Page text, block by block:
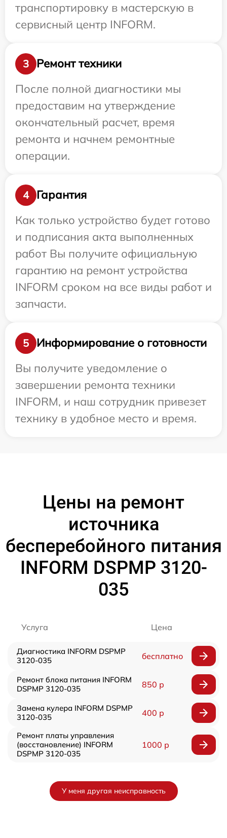
транспортировку в мастерскую в
сервисный центр INFORM.
3
Ремонт техники
После полной диагностики мы
предоставим на утверждение
окончательный расчет, время
ремонта и начнем ремонтные
операции.
4
Гарантия
Как только устройство будет готово
и подписания акта выполненных
работ Вы получите официальную
гарантию на ремонт устройства
INFORM сроком на все виды работ и
запчасти.
5
Информирование о готовности
Вы получите уведомление о
завершении ремонта техники
INFORM, и наш сотрудник привезет
технику в удобное место и время.
Цены на ремонт
источника
бесперебойного питания
INFORM DSPMP 3120-
035
Услуга Цена
Диагностика INFORM DSPMP
3120-035
бесплатно
Ремонт блока питания INFORM
DSPMP 3120-035
850 р
Замена кулера INFORM DSPMP
3120-035
400 р
Ремонт платы управления
(восстановление) INFORM
DSPMP 3120-035
1000 р
У меня другая неисправность